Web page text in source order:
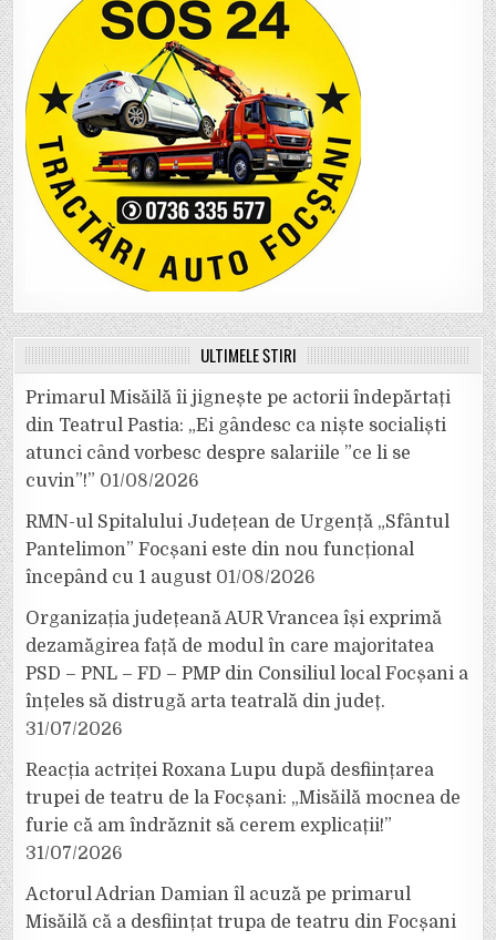
ULTIMELE ȘTIRI
Primarul Misăilă îi jignește pe actorii îndepărtați
din Teatrul Pastia: „Ei gândesc ca niște socialiști
atunci când vorbesc despre salariile ”ce li se
cuvin”!” 01/08/2026
RMN-ul Spitalului Județean de Urgență „Sfântul
Pantelimon” Focșani este din nou funcțional
începând cu 1 august 01/08/2026
Organizația județeană AUR Vrancea își exprimă
dezamăgirea față de modul în care majoritatea
PSD – PNL – FD – PMP din Consiliul local Focșani a
înțeles să distrugă arta teatrală din județ.
31/07/2026
Reacția actriței Roxana Lupu după desființarea
trupei de teatru de la Focșani: „Misăilă mocnea de
furie că am îndrăznit să cerem explicații!”
31/07/2026
Actorul Adrian Damian îl acuză pe primarul
Misăilă că a desființat trupa de teatru din Focșani